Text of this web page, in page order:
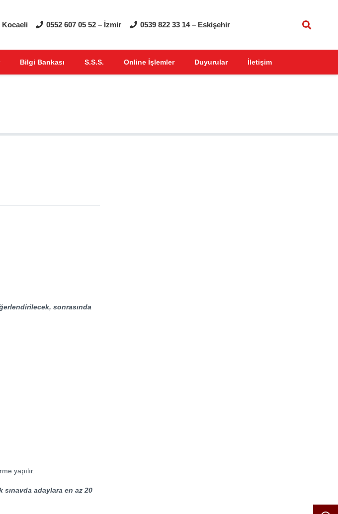
Kocaeli 0552 607 05 52 – İzmir 0539 822 33 14 – Eskişehir
Bilgi Bankası S.S.S. Online İşlemler Duyurular İletişim
sonrasında
yapılır.
sınavda adaylara en az 20